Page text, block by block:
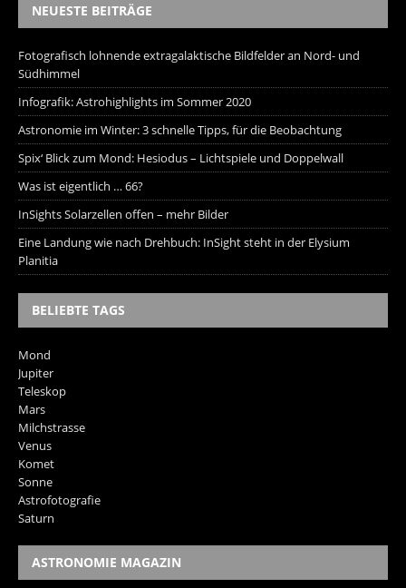
NEUESTE BEITRÄGE
Fotografisch lohnende extragalaktische Bildfelder an Nord- und
Südhimmel
Infografik: Astrohighlights im Sommer 2020
Astronomie im Winter: 3 schnelle Tipps, für die Beobachtung
Spix‘ Blick zum Mond: Hesiodus – Lichtspiele und Doppelwall
Was ist eigentlich … 66?
InSights Solarzellen offen – mehr Bilder
Eine Landung wie nach Drehbuch: InSight steht in der Elysium
Planitia
BELIEBTE TAGS
Mond
Jupiter
Teleskop
Mars
Milchstrasse
Venus
Komet
Sonne
Astrofotografie
Saturn
ASTRONOMIE MAGAZIN